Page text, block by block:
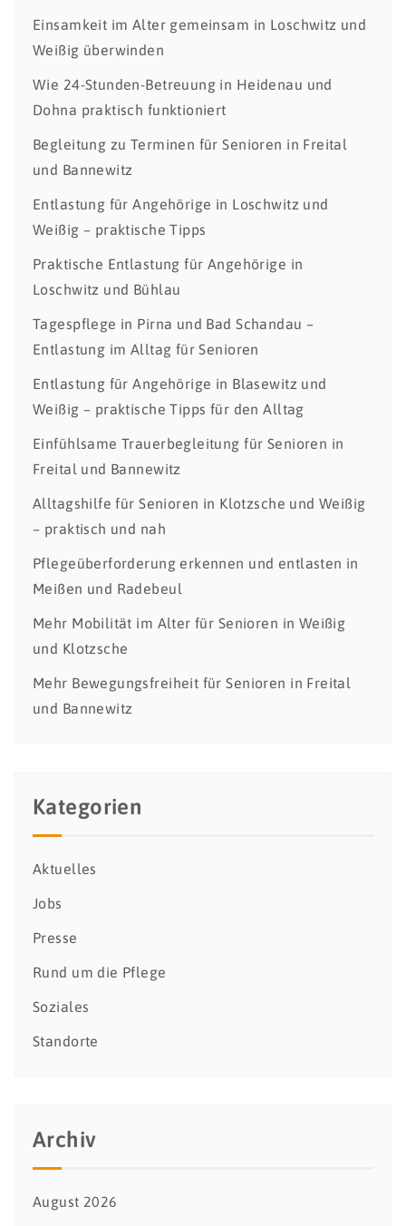
Einsamkeit im Alter gemeinsam in Loschwitz und
Weißig überwinden
Wie 24-Stunden-Betreuung in Heidenau und
Dohna praktisch funktioniert
Begleitung zu Terminen für Senioren in Freital
und Bannewitz
Entlastung für Angehörige in Loschwitz und
Weißig – praktische Tipps
Praktische Entlastung für Angehörige in
Loschwitz und Bühlau
Tagespflege in Pirna und Bad Schandau –
Entlastung im Alltag für Senioren
Entlastung für Angehörige in Blasewitz und
Weißig – praktische Tipps für den Alltag
Einfühlsame Trauerbegleitung für Senioren in
Freital und Bannewitz
Alltagshilfe für Senioren in Klotzsche und Weißig
– praktisch und nah
Pflegeüberforderung erkennen und entlasten in
Meißen und Radebeul
Mehr Mobilität im Alter für Senioren in Weißig
und Klotzsche
Mehr Bewegungsfreiheit für Senioren in Freital
und Bannewitz
Kategorien
Aktuelles
Jobs
Presse
Rund um die Pflege
Soziales
Standorte
Archiv
August 2026